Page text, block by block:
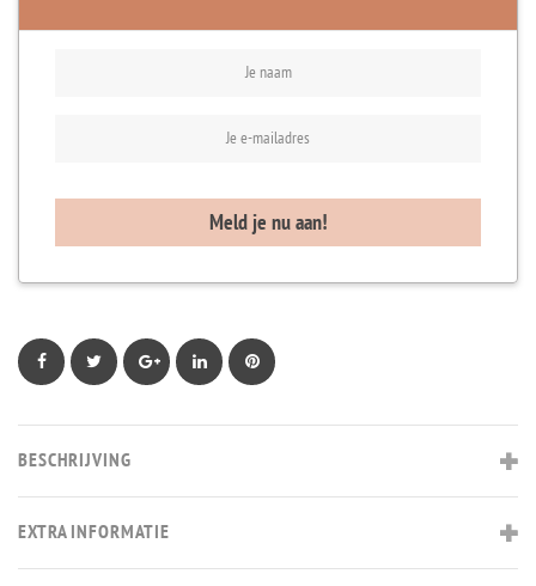
Facebook Twitter Google+ LinkedIn Pinterest
BESCHRIJVING
EXTRA INFORMATIE